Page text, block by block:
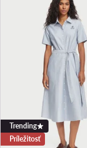
Trending
Príležitosť